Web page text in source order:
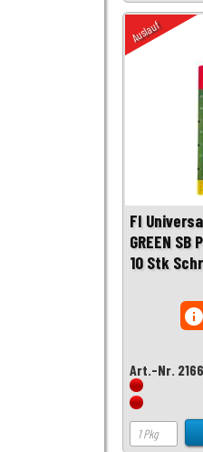
Auslauf
FI
GREEN
10 Stk
Art.-Nr.